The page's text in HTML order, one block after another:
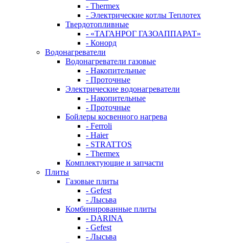
- Thermex
- Электрические котлы Теплотех
Твердотопливные
- «ТАГАНРОГ ГАЗОАППАРАТ»
- Конорд
Водонагреватели
Водонагреватели газовые
- Накопительные
- Проточные
Электрические водонагреватели
- Накопительные
- Проточные
Бойлеры косвенного нагрева
- Ferroli
- Haier
- STRATTOS
- Thermex
Комплектующие и запчасти
Плиты
Газовые плиты
- Gefest
- Лысьва
Комбинированные плиты
- DARINA
- Gefest
- Лысьва